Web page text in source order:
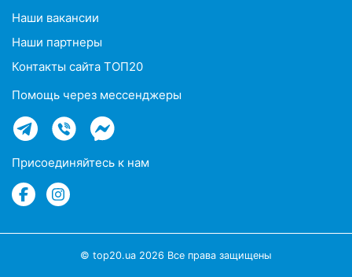
Наши вакансии
Наши партнеры
Контакты сайта ТОП20
Помощь через мессенджеры
Присоединяйтесь к нам
© top20.ua 2026 Все права защищены